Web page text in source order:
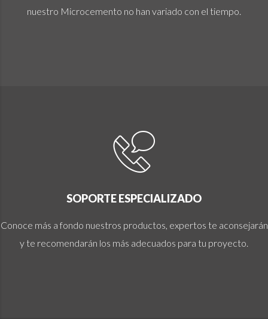
nuestro Microcemento no han variado con el tiempo.
SOPORTE ESPECIALIZADO
Conoce más a fondo nuestros productos, expertos te aconsejarán
y te recomendarán los más adecuados para tu proyecto.